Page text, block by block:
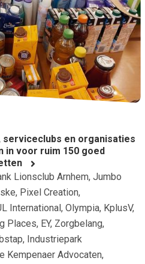
serviceclubs en organisaties
in voor ruim 150 goed
Lionsclub Arnhem, Jumbo
Pixel Creation,
International, Olympia, KplusV,
Places, EY, Zorgbelang,
Industriepark
Kempenaer Advocaten,